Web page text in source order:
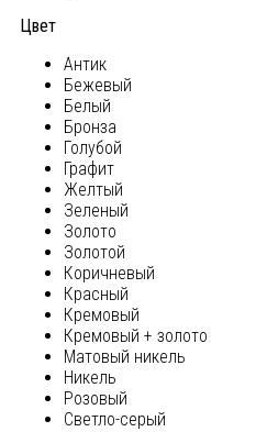
Цвет
Антик
Бежевый
Белый
Бронза
Голубой
Графит
Желтый
Зеленый
Золото
Золотой
Коричневый
Красный
Кремовый
Кремовый + золото
Матовый никель
Никель
Розовый
Светло-серый